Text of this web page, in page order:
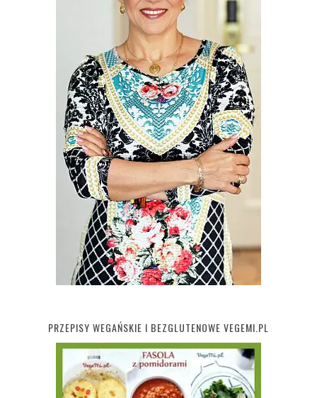
PRZEPISY WEGAŃSKIE I BEZGLUTENOWE VEGEMI.PL